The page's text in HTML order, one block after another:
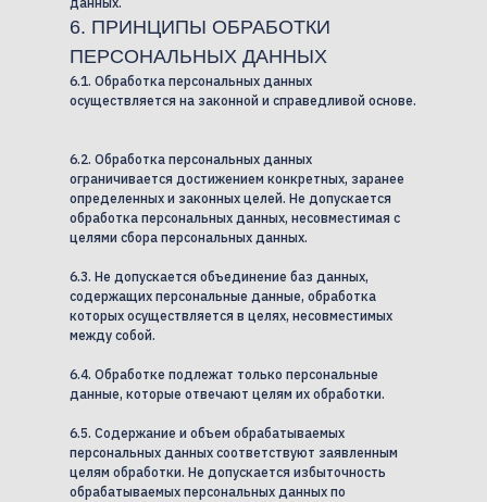
6. ПРИНЦИПЫ ОБРАБОТКИ
ПЕРСОНАЛЬНЫХ ДАННЫХ
6.1. Обработка персональных данных
осуществляется на законной и справедливой основе.
6.2. Обработка персональных данных
ограничивается достижением конкретных, заранее
определенных и законных целей. Не допускается
обработка персональных данных, несовместимая с
целями сбора персональных данных.
6.3. Не допускается объединение баз данных,
содержащих персональные данные, обработка
которых осуществляется в целях, несовместимых
между собой.
6.4. Обработке подлежат только персональные
данные, которые отвечают целям их обработки.
6.5. Содержание и объем обрабатываемых
персональных данных соответствуют заявленным
целям обработки. Не допускается избыточность
обрабатываемых персональных данных по